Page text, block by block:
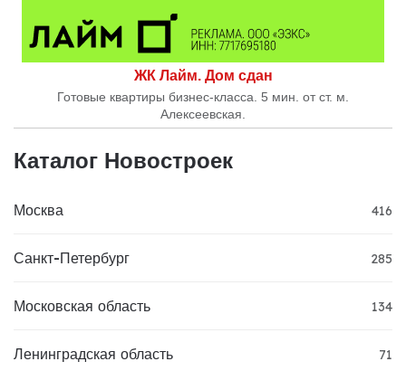
ЖК Лайм. Дом сдан
Готовые квартиры бизнес-класса. 5 мин. от ст. м.
Алексеевская.
Каталог Новостроек
Москва 416
Санкт-Петербург 285
Московская область 134
Ленинградская область 71